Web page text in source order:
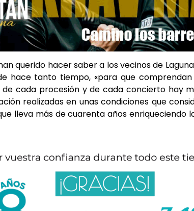
querido hacer saber a los vecinos de
hace tanto tiempo, «para que
de cada procesión y de cada concierto hay
realizadas en unas condiciones que
lleva más de cuarenta años enriqueciendo